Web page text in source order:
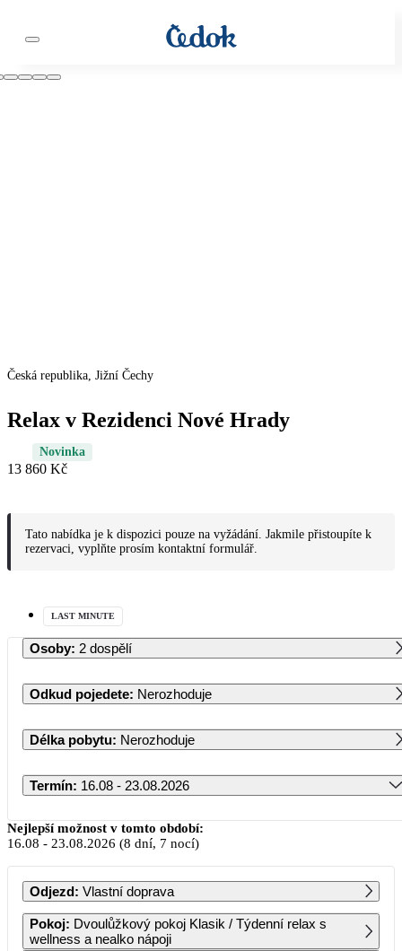
Česká republika, Jižní Čechy
Relax v Rezidenci Nové Hrady
Novinka
13 860 Kč
Tato nabídka je k dispozici pouze na vyžádání. Jakmile přistoupíte k
rezervaci, vyplňte prosím kontaktní formulář.
LAST MINUTE
Osoby: 2 dospělí
Odkud pojedete: Nerozhoduje
Délka pobytu: Nerozhoduje
Termín: 16.08 - 23.08.2026
Srpen 2026
PO ÚT ST ČT PÁ SO NE
1 2
Nejlepší možnost v tomto období:
16.08 - 23.08.2026 (8 dní, 7 nocí)
Odjezd: Vlastní doprava
Pokoj: Dvoulůžkový pokoj Klasik / Týdenní relax s
wellness a nealko nápoji